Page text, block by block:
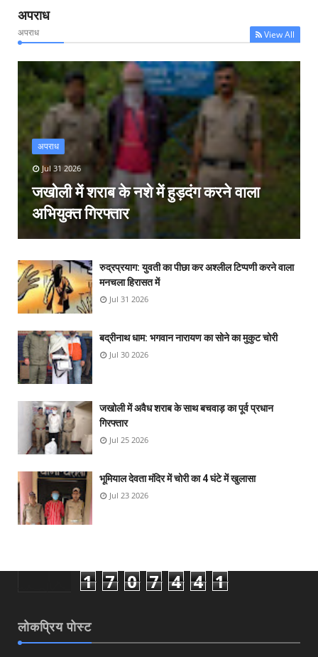
अपराध
अपराध View All
अपराध
Jul 31 2026
जखोली में शराब के नशे में हुड़दंग करने वाला
अभियुक्त गिरफ्तार
रुद्रप्रयाग: युवती का पीछा कर अश्लील टिप्पणी करने वाला
मनचला हिरासत में
Jul 31 2026
बद्रीनाथ धाम: भगवान नारायण का सोने का मुकुट चोरी
Jul 30 2026
जखोली में अवैध शराब के साथ बचवाड़ का पूर्व प्रधान
गिरफ्तार
Jul 25 2026
भूमियाल देवता मंदिर में चोरी का 4 घंटे में खुलासा
Jul 23 2026
1 7 0 7 4 4 1
लोकप्रिय पोस्ट